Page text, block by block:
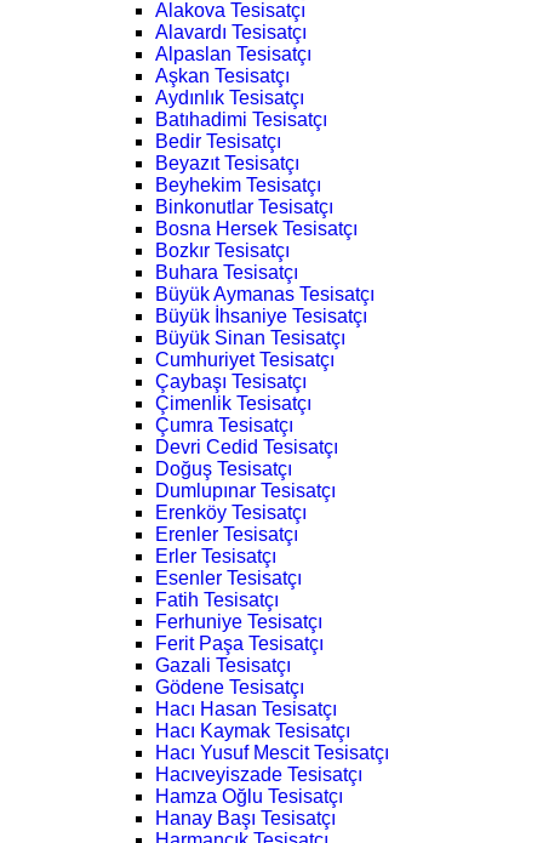
Alakova Tesisatçı
Alavardı Tesisatçı
Alpaslan Tesisatçı
Aşkan Tesisatçı
Aydınlık Tesisatçı
Batıhadimi Tesisatçı
Bedir Tesisatçı
Beyazıt Tesisatçı
Beyhekim Tesisatçı
Binkonutlar Tesisatçı
Bosna Hersek Tesisatçı
Bozkır Tesisatçı
Buhara Tesisatçı
Büyük Aymanas Tesisatçı
Büyük İhsaniye Tesisatçı
Büyük Sinan Tesisatçı
Cumhuriyet Tesisatçı
Çaybaşı Tesisatçı
Çimenlik Tesisatçı
Çumra Tesisatçı
Devri Cedid Tesisatçı
Doğuş Tesisatçı
Dumlupınar Tesisatçı
Erenköy Tesisatçı
Erenler Tesisatçı
Erler Tesisatçı
Esenler Tesisatçı
Fatih Tesisatçı
Ferhuniye Tesisatçı
Ferit Paşa Tesisatçı
Gazali Tesisatçı
Gödene Tesisatçı
Hacı Hasan Tesisatçı
Hacı Kaymak Tesisatçı
Hacı Yusuf Mescit Tesisatçı
Hacıveyiszade Tesisatçı
Hamza Oğlu Tesisatçı
Hanay Başı Tesisatçı